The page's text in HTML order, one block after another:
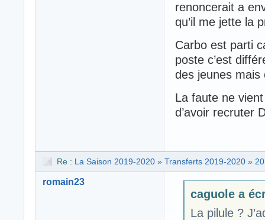
renoncerait a
qu’il me jette la
Carbo est parti
poste c’est
des jeunes mais
La faute ne
d’avoir recruter
Re : La Saison 2019-2020 » Transferts 2019-2020 »
romain23
caguole a
La pilule ?